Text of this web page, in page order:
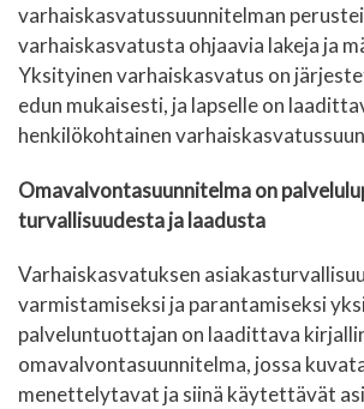
varhaiskasvatussuunnitelman
varhaiskasvatusta ohjaavia lakeja ja
Yksityinen varhaiskasvatus on
edun mukaisesti, ja lapselle on
henkilökohtainen
Omavalvontasuunnitelma on
turvallisuudesta ja laadusta
Varhaiskasvatuksen
varmistamiseksi ja parantamiseksi
palveluntuottajan on laadittava
omavalvontasuunnitelma, jossa
menettelytavat ja siinä käytettävät